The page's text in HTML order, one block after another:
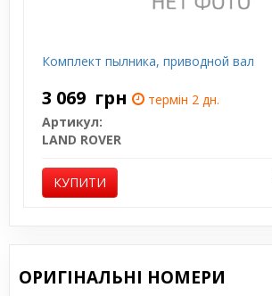
Комплект пылника, приводной вал
3 069 грн
термін 2 дн.
Артикул:
LAND ROVER
КУПИТИ
ОРИГІНАЛЬНІ НОМЕРИ